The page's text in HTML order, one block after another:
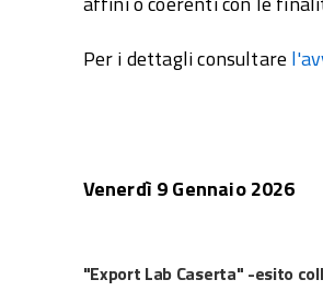
Per i dettagli consultare
Venerdì 9 Gennaio 2026
"Export Lab Caserta" -esito